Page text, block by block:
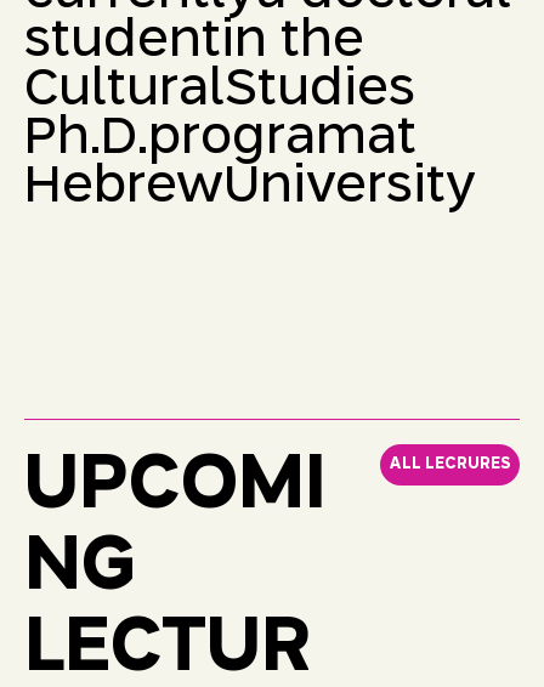
studentin the
CulturalStudies
Ph.D.programat
HebrewUniversity
UPCOMI
NG
LECTUR
ALL LECRURES